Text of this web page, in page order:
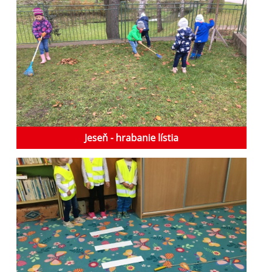
Jeseň - hrabanie lístia